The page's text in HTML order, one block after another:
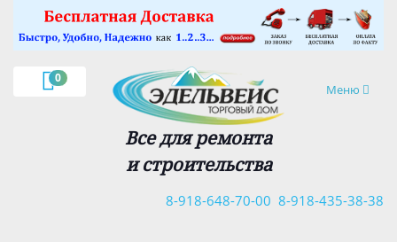
0
Навигация
Меню
Все для ремонта
и строительства
8-918-435-38-38
8-918-648-70-00
×